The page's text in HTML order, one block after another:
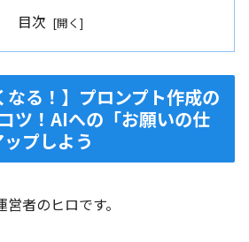
目次
なる！】プロンプト作成の
ツ！AIへの「お願いの仕
プしよう
者のヒロです。